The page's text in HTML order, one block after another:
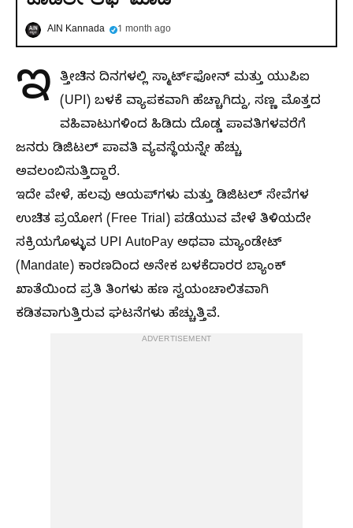
AIN Kannada 1 month ago
ಇ ತ್ತೀಚಿನ ದಿನಗಳಲ್ಲಿ ಸ್ಮಾರ್ಟ್‌ಫೋನ್ ಮತ್ತು ಯುಪಿಐ
(UPI) ಬಳಕೆ ವ್ಯಾಪಕವಾಗಿ ಹೆಚ್ಚಾಗಿದ್ದು, ಸಣ್ಣ ಮೊತ್ತದ
ವಹಿವಾಟುಗಳಿಂದ ಹಿಡಿದು ದೊಡ್ಡ ಪಾವತಿಗಳವರೆಗೆ
ಜನರು ಡಿಜಿಟಲ್ ಪಾವತಿ ವ್ಯವಸ್ಥೆಯನ್ನೇ ಹೆಚ್ಚು
ಅವಲಂಬಿಸುತ್ತಿದ್ದಾರೆ.
ಇದೇ ವೇಳೆ, ಹಲವು ಆಯಪ್‌ಗಳು ಮತ್ತು ಡಿಜಿಟಲ್ ಸೇವೆಗಳ
ಉಚಿತ ಪ್ರಯೋಗ (Free Trial) ಪಡೆಯುವ ವೇಳೆ ತಿಳಿಯದೇ
ಸಕ್ರಿಯಗೊಳ್ಳುವ UPI AutoPay ಅಥವಾ ಮ್ಯಾಂಡೇಟ್
(Mandate) ಕಾರಣದಿಂದ ಅನೇಕ ಬಳಕೆದಾರರ ಬ್ಯಾಂಕ್
ಖಾತೆಯಿಂದ ಪ್ರತಿ ತಿಂಗಳು ಹಣ ಸ್ವಯಂಚಾಲಿತವಾಗಿ
ಕಡಿತವಾಗುತ್ತಿರುವ ಘಟನೆಗಳು ಹೆಚ್ಚುತ್ತಿವೆ.
ADVERTISEMENT